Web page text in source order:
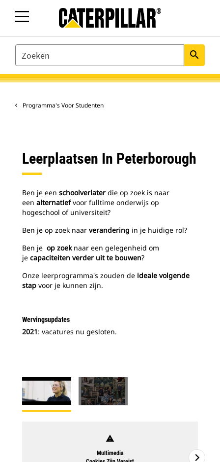
SEARCH search
Programma's Voor Studenten
Leerplaatsen In Peterborough
Ben je een schoolverlater die op zoek is naar
een alternatiefvoor fulltime onderwijs op
hogeschool of universiteit?
Ben je op zoek naar verandering in je huidige rol?
Ben je op zoeknaar een gelegenheid om
je capaciteiten verder uit te bouwen?
Onze leerprogramma's zouden de ideale volgende
stap voor je kunnen zijn.
Wervingsupdates
2021: vacatures nu gesloten.
warning
Multimedia